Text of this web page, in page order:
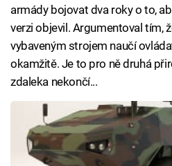
armády bojovat dva roky o to,
verzi objevil. Argumentoval tím,
vybaveným strojem naučí
okamžitě. Je to pro ně druhá
zdaleka nekončí...